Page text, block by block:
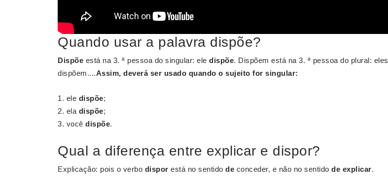
Quando usar a palavra dispõe?
Dispõe está na 3. ª pessoa do singular: ele dispõe. Dispõem está na 3. ª pessoa do plural: eles
dispõem....Assim, deverá ser usado quando o sujeito for singular:
ele dispõe;
ela dispõe;
você dispõe.
Qual a diferença entre explicar e dispor?
Explicação: pois o verbo dispor está no sentido de conceder, e não no sentido de explicar.